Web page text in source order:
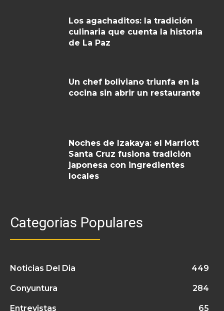
Los agachaditos: la tradición
culinaria que cuenta la historia
de La Paz
Un chef boliviano triunfa en la
cocina sin abrir un restaurante
Noches de Izakaya: el Marriott
Santa Cruz fusiona tradición
japonesa con ingredientes
locales
Categorias Populares
Noticias Del Dia 449
Conyuntura 284
Entrevistas 65